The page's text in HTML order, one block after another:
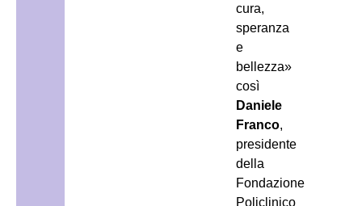
cura,
speranza
e
bellezza»
così
Daniele
Franco,
presidente
della
Fondazione
Policlinico